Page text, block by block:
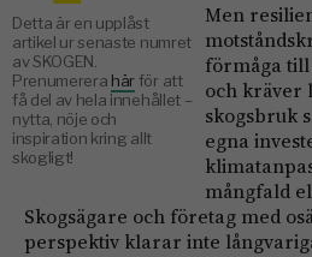
Detta är en upplåst
artikel ur senaste numret
av SKOGEN.
Prenumerera härför att
få del av hela innehållet –
nytta, nöje och
inspiration kring allt
skogligt!
Men
förmåga
och kräver
skogsbruk
egna
mångfald
Skogsägare och företag med
perspektiv klarar inte